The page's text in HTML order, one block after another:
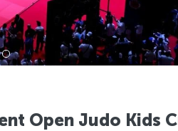
Open Judo Kids